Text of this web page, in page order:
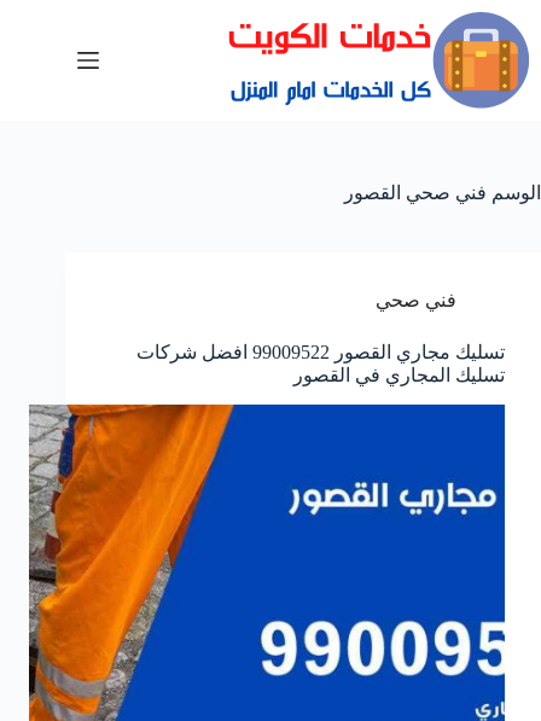
الوسم فني صحي القصور
فني صحي
تسليك مجاري القصور 99009522 افضل شركات
تسليك المجاري في القصور